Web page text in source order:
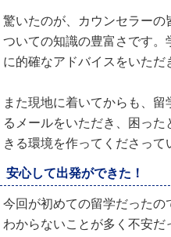
驚いたのが、カウンセラーの
ついての知識の豊富さです。
に的確なアドバイスをいただ
また現地に着いてからも、
るメールをいただき、困っ
きる環境を作ってくださって
安心して出発ができた！
今回が初めての留学だった
わからないことが多く不安